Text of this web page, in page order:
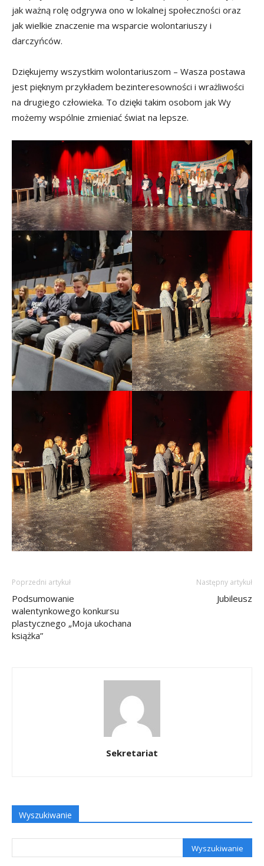
jak ważną rolę odgrywa ono w lokalnej społeczności oraz
jak wielkie znaczenie ma wsparcie wolontariuszy i
darczyńców.
Dziękujemy wszystkim wolontariuszom – Wasza postawa
jest pięknym przykładem bezinteresowności i wrażliwości
na drugiego człowieka. To dzięki takim osobom jak Wy
możemy wspólnie zmieniać świat na lepsze.
Poprzedni artykuł
Podsumowanie
walentynkowego konkursu
plastycznego „Moja ukochana
książka”
Następny artykuł
Jubileusz
Sekretariat
Wyszukiwanie